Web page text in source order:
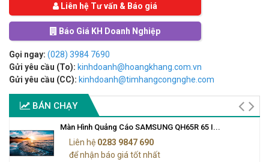
Liên hệ Tư vấn & Báo giá
Báo Giá KH Doanh Nghiệp
Gọi ngay: (028) 3984 7690
Gửi yêu cầu (To): kinhdoanh@hoangkhang.com.vn
Gửi yêu cầu (CC): kinhdoanh@timhangcongnghe.com
BÁN CHẠY
Màn Hình Quảng Cáo SAMSUNG QH65R 65 I...
Liên hệ 0283 9847 690
để nhận báo giá tốt nhất